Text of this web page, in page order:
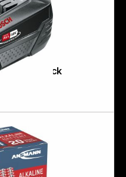
Bosch PBA 18V 4,0Ah W-C Battery Pack